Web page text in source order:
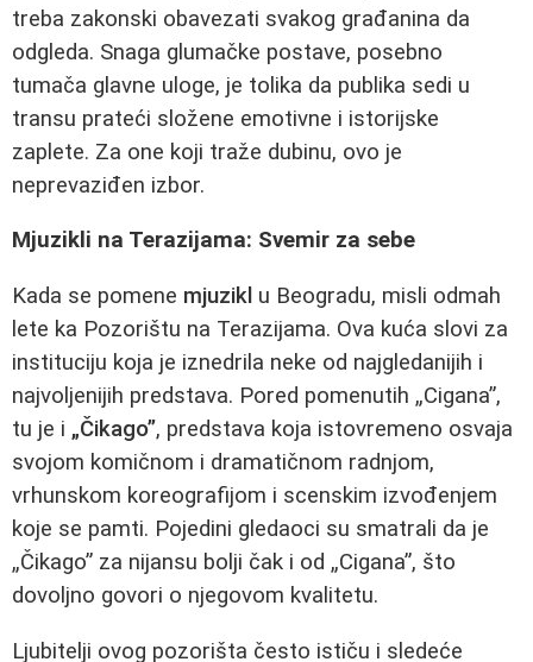
treba zakonski obavezati svakog građanina da
odgleda. Snaga glumačke postave, posebno
tumača glavne uloge, je tolika da publika sedi u
transu prateći složene emotivne i istorijske
zaplete. Za one koji traže dubinu, ovo je
neprevaziđen izbor.
Mjuzikli na Terazijama: Svemir za sebe
Kada se pomene mjuzikl u Beogradu, misli odmah
lete ka Pozorištu na Terazijama. Ova kuća slovi za
instituciju koja je iznedrila neke od najgledanijih i
najvoljenijih predstava. Pored pomenutih „Cigana”,
tu je i „Čikago”, predstava koja istovremeno osvaja
svojom komičnom i dramatičnom radnjom,
vrhunskom koreografijom i scenskim izvođenjem
koje se pamti. Pojedini gledaoci su smatrali da je
„Čikago” za nijansu bolji čak i od „Cigana”, što
dovoljno govori o njegovom kvalitetu.
Ljubitelji ovog pozorišta često ističu i sledeće